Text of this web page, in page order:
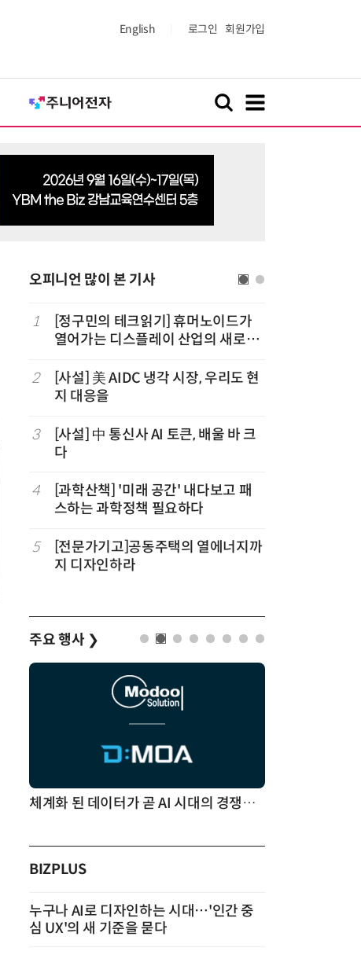
English 로그인 회원가입
오피니언 많이 본 기사
1
[정구민의 테크읽기] 휴머노이드가
열어가는 디스플레이 산업의 새로운
2
[사설] 美 AIDC 냉각 시장, 우리도 현
지 대응을
3
[사설] 中 통신사 AI 토큰, 배울 바 크
다
4
[과학산책] '미래 공간' 내다보고 패
스하는 과학정책 필요하다
5
[전문가기고]공동주택의 열에너지까
지 디자인하라
주요 행사 ❯
체계화 된 데이터가 곧 AI 시대의 경쟁력이다
BIZPLUS
누구나 AI로 디자인하는 시대…'인간 중
심 UX'의 새 기준을 묻다